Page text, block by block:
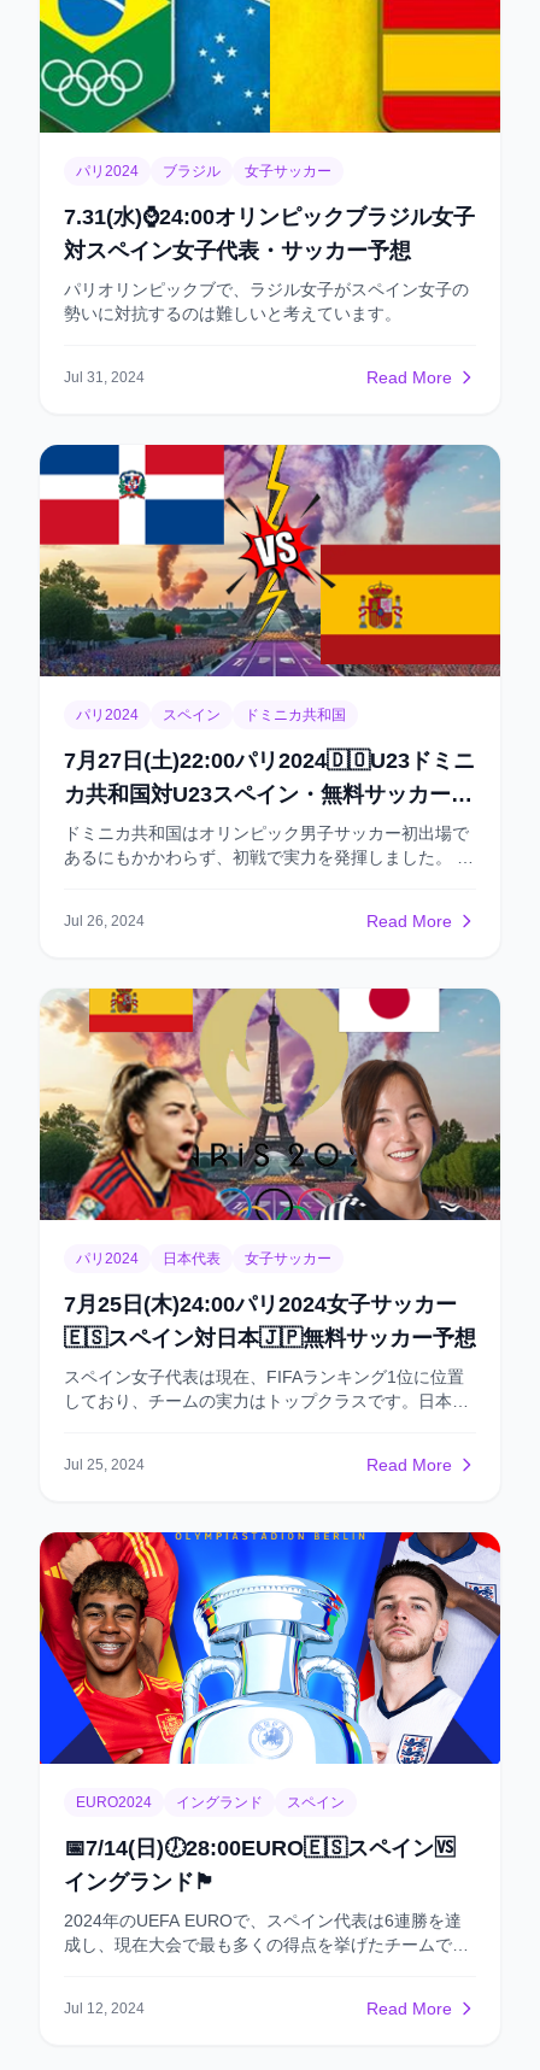
のです。 一方、スペインの短所は非常に明らかで、
時々守備が注意力散漫になることです。 スペインはこ
れまでの試合で平均1失点を記録しており、ベスト8で
は日本をクリーンシートに抑えましたが、実際には細
谷真大選手がゴールを決めていました。ただし、その
ゴールはわずかなオフサイドで無効になったた。 現
ンしており、さらに監督のアンリは、リードしていて
も交代で前線の選手を投入して攻撃を強化するタイプ
です。今日の試合では、ゴールが少なくなることはな
いと思います。 推奨：オーバー 2 or 2.5
パリ2024 ブラジル 女子サッカー
7.31(水)⌚️24:00オリンピックブラジル女子
対スペイン女子代表・サッカー予想
パリオリンピックブで、ラジル女子がスペイン女子の
勢いに対抗するのは難しいと考えています。
Jul 31, 2024 Read More
パリ2024 スペイン ドミニカ共和国
7月27日(土)22:00パリ2024🇩🇴U23ドミニ
カ共和国対U23スペイン・無料サッカー予
想
ドミニカ共和国はオリンピック男子サッカー初出場で
あるにもかかわらず、初戦で実力を発揮しました。 こ
を見せましたが、唯一の欠点はシュートの精度が低
して疑いの余地がありません。 初戦でウズベキスタン
を2-1で下したものの、スペインは前回の試合で支配
力を発揮できず、印象的なパフォーマンスを見せるこ
とができなかったと私は思います。 それでも、チーム
の守備がしっかりしていたおかげで、失点はPKによる
1点のみでした。 スペインの守備の欠点は、ディフェ
ンダーの平均身長が約180cmと低めで、ヘディングに
対して弱い点です。 しかし、ドミニカ共和国には高身
長のフォワードがいないため、クロスも少なく、むし
ろサイドでのドリブル突破を好む傾向があります。そ
和国に対して大きな不安を感じることはないでしょ
う。 推奨:⭕ドミニカ共和国ゴール合計👉アンダー0.5
Jul 26, 2024 Read More
パリ2024 日本代表 女子サッカー
7月25日(木)24:00パリ2024女子サッカー
🇪🇸スペイン対日本🇯🇵無料サッカー予想
スペイン女子代表は現在、FIFAランキング1位に位置
しており、チームの実力はトップクラスです。日本女
Jul 25, 2024 Read More
EURO2024 イングランド スペイン
📅7/14(日)🕖28:00EURO🇪🇸スペイン🆚
イングランド🏴󠁧󠁢󠁥󠁮󠁧󠁿
2024年のUEFA EUROで、スペイン代表は6連勝を達
成し、現在大会で最も多くの得点を挙げたチームで
実力と安定性を見せつけました。 16歳のヤマールが注
Jul 12, 2024 Read More